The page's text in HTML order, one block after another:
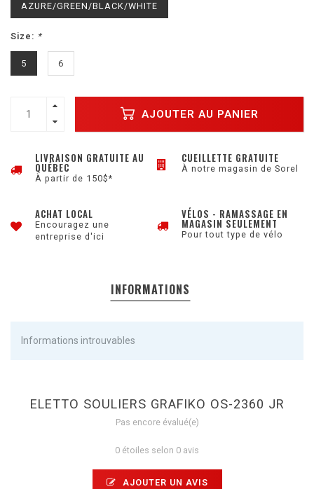
AZURE/GREEN/BLACK/WHITE
Size: *
5 6
AJOUTER AU PANIER
LIVRAISON GRATUITE AU
QUÉBEC
À partir de 150$*
CUEILLETTE GRATUITE
À notre magasin de Sorel
ACHAT LOCAL
Encouragez une
entreprise d'ici
VÉLOS - RAMASSAGE EN
MAGASIN SEULEMENT
Pour tout type de vélo
INFORMATIONS
Informations introuvables
ELETTO SOULIERS GRAFIKO OS-2360 JR
Pas encore évalué(e)
0 étoiles selon 0 avis
AJOUTER UN AVIS